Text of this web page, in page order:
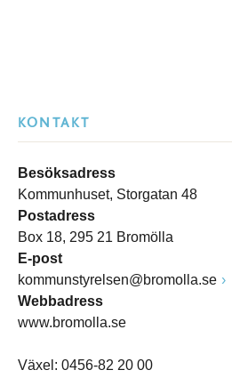
KONTAKT
Besöksadress
Kommunhuset, Storgatan 48
Postadress
Box 18, 295 21 Bromölla
E-post
kommunstyrelsen@bromolla.se
Webbadress
www.bromolla.se
Växel: 0456-82 20 00